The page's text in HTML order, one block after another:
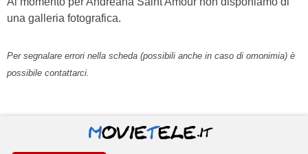
una galleria fotografica.
Per segnalare errori nella scheda (possibili anche in caso di omonimia) è
possibile contattarci.